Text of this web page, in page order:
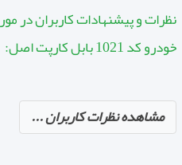
نظرات و پیشنهادات کاربران
خودرو کد 1021 بابل کارپت اصل:
مشاهده نظرات کاربران ...